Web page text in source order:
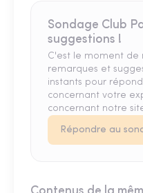
Sondage Club
suggestions !
C'est le moment de
remarques et
instants pour
concernant votre
concernant notre
Répondre au